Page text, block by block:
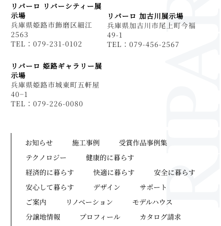
リパーロ リバーシティー展
示場
兵庫県姫路市飾磨区細江
2563
TEL：079-231-0102
リパーロ 加古川展示場
兵庫県加古川市尾上町今福
49-1
TEL：079-456-2567
リパーロ 姫路ギャラリー展
示場
兵庫県姫路市城東町五軒屋
40−1
TEL：079-226-0080
お知らせ 施工事例
受賞作品事例集
テクノロジー
健康的に暮らす
経済的に暮らす
快適に暮らす
安全に暮らす
安心して暮らす
デザイン
サポート
ご案内
リノベーション
モデルハウス
分譲地情報
プロフィール
カタログ請求